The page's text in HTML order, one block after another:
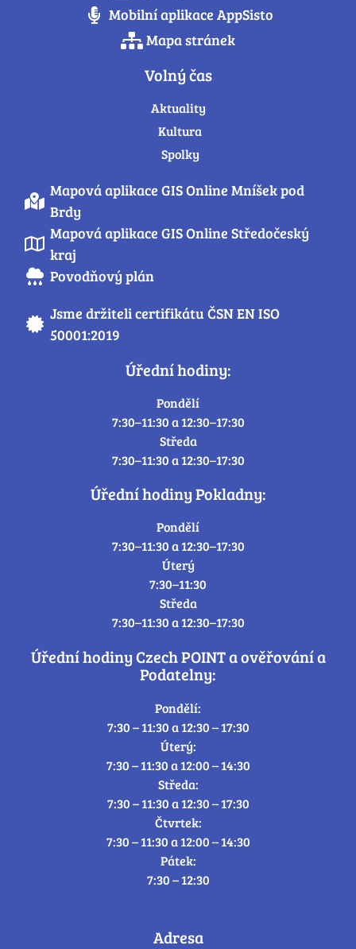
Mobilní aplikace AppSisto
Mapa stránek
Volný čas
Aktuality
Kultura
Spolky
Mapová aplikace GIS Online Mníšek pod
Brdy
Mapová aplikace GIS Online Středočeský
kraj
Povodňový plán
Jsme držiteli certifikátu ČSN EN ISO
50001:2019
Úřední hodiny:
Pondělí
7:30–11:30 a 12:30–17:30
Středa
7:30–11:30 a 12:30–17:30
Úřední hodiny Pokladny:
Pondělí
7:30–11:30 a 12:30–17:30
Úterý
7:30–11:30
Středa
7:30–11:30 a 12:30–17:30
Úřední hodiny Czech POINT a ověřování a
Podatelny:
Pondělí:
7:30 – 11:30 a 12:30 – 17:30
Úterý:
7:30 – 11:30 a 12:00 – 14:30
Středa:
7:30 – 11:30 a 12:30 – 17:30
Čtvrtek:
7:30 – 11:30 a 12:00 – 14:30
Pátek:
7:30 – 12:30
Adresa